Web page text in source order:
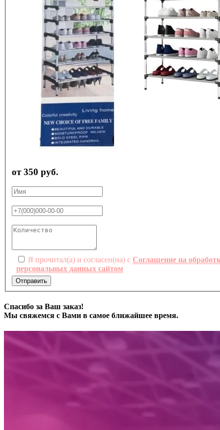
от 350 руб.
Я прочитал(а) и согласен(на) с Соглашение на
персональных данных сайтом
Отправить
Спасибо за Ваш заказ!
Мы свяжемся с Вами в самое ближайшее время.